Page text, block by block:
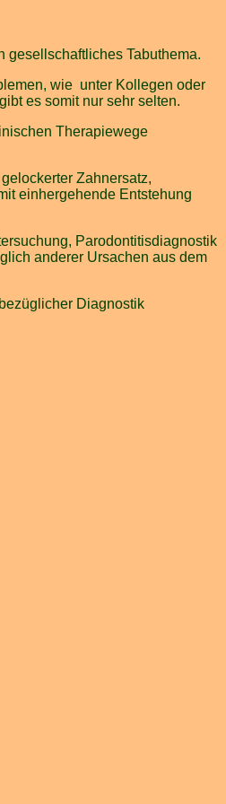
gesellschaftliches Tabuthema.
wie unter Kollegen oder
es somit nur sehr selten.
Therapiewege
Zahnersatz,
einhergehende Entstehung
Parodontitisdiagnostik
anderer Ursachen aus dem
Diagnostik